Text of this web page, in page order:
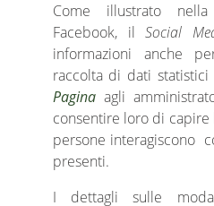
Come illustrato
Facebook, ilSocial
informazioni anche
raccolta di dati statistici
Paginaagli
consentire loro di
persone interagiscono
presenti.
I dettagli sulle